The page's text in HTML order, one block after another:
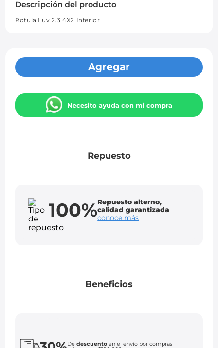
Descripción del producto
Rotula Luv 2.3 4X2 Inferior
Agregar
Necesito ayuda con mi compra
Repuesto
100%Repuesto alterno,
calidad garantizada
conoce más
Beneficios
Dedescuento en el envío por compras